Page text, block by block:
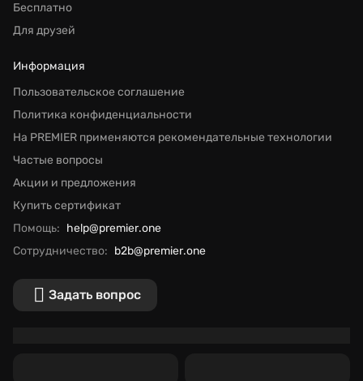
Бесплатно
Для друзей
Информация
Пользовательское соглашение
Политика конфиденциальности
На PREMIER применяются рекомендательные технологии
Частые вопросы
Акции и предложения
Купить сертификат
Помощь: help@premier.one
Сотрудничество: b2b@premier.one
Задать вопрос